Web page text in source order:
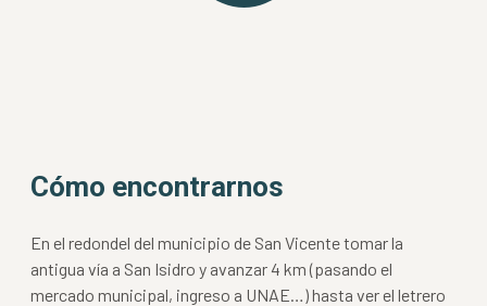
Cómo encontrarnos
En el redondel del municipio de San Vicente tomar la
antigua vía a San Isidro y avanzar 4 km (pasando el
mercado municipal, ingreso a UNAE…) hasta ver el letrero